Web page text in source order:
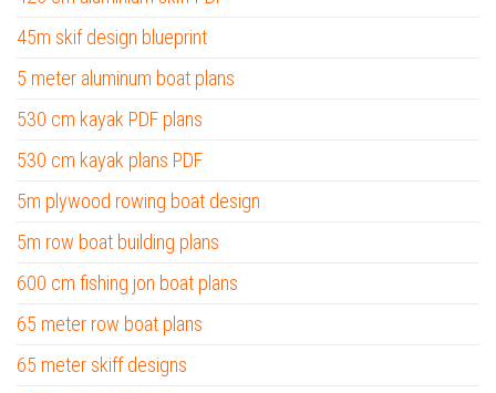
45m skif design blueprint
5 meter aluminum boat plans
530 cm kayak PDF plans
530 cm kayak plans PDF
5m plywood rowing boat design
5m row boat building plans
600 cm fishing jon boat plans
65 meter row boat plans
65 meter skiff designs